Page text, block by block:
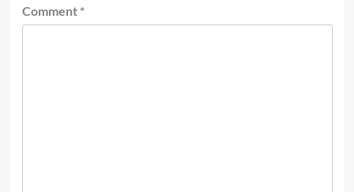
Comment *